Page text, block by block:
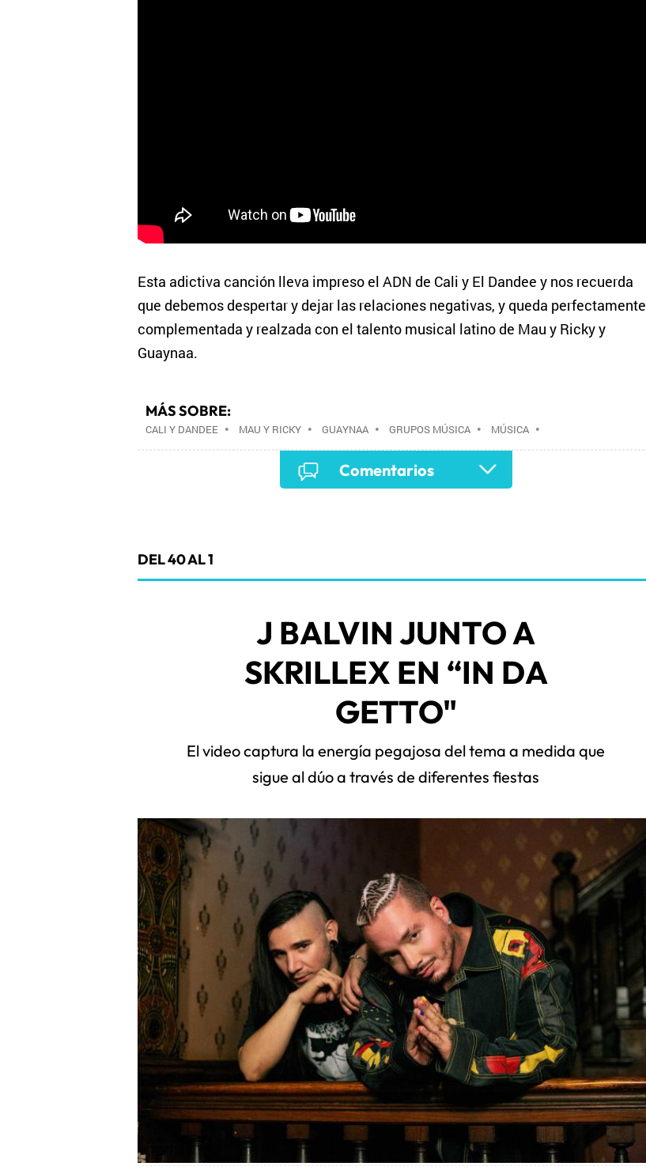
Esta adictiva canción lleva impreso el ADN de Cali y El Dandee y nos recuerda
que debemos despertar y dejar las relaciones negativas, y queda perfectamente
complementada y realzada con el talento musical latino de Mau y Ricky y
Guaynaa.
MÁS SOBRE:
CALI Y DANDEE• MAU Y RICKY• GUAYNAA• GRUPOS MÚSICA• MÚSICA•
Comentarios
DEL 40 AL 1
J BALVIN JUNTO A
SKRILLEX EN “IN DA
GETTO"
El video captura la energía pegajosa del tema a medida que
sigue al dúo a través de diferentes fiestas